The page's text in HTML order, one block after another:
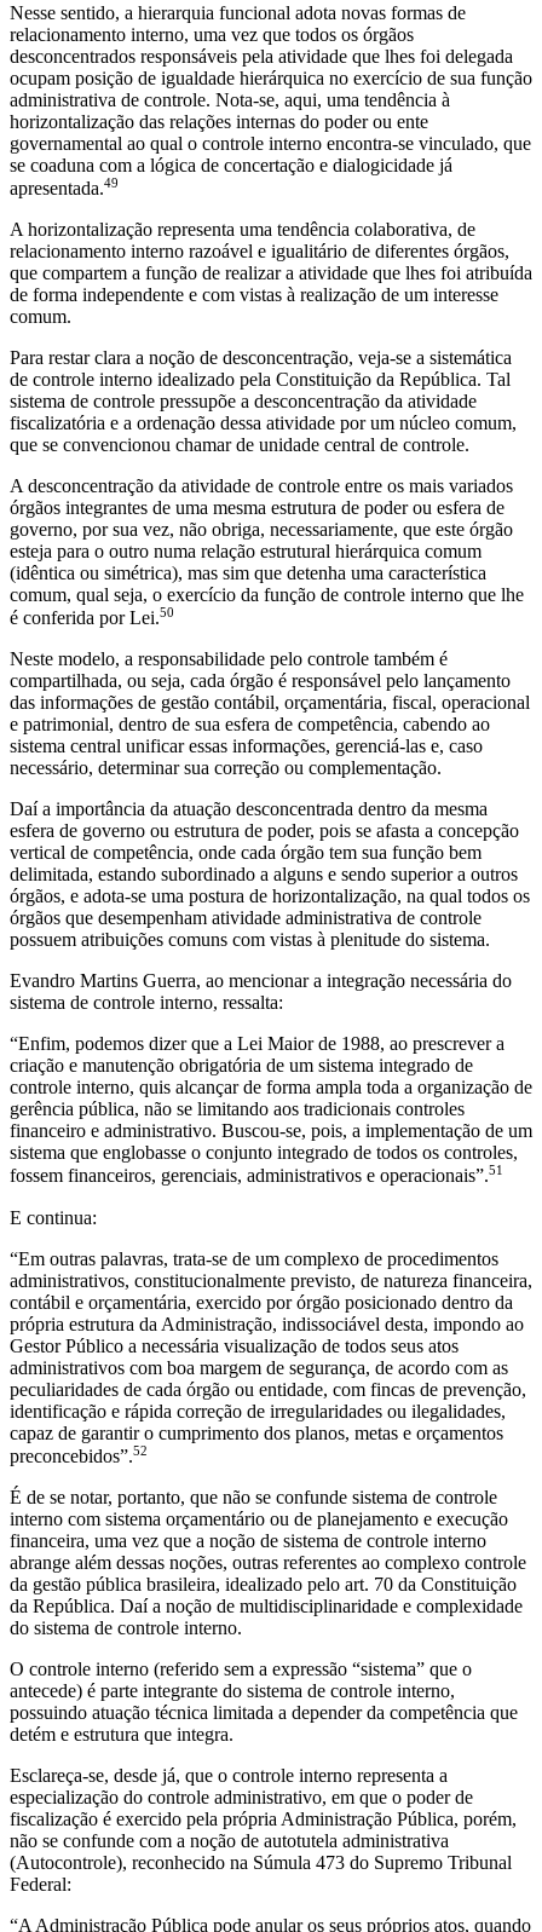
Nesse sentido, a hierarquia funcional adota novas formas de
relacionamento interno, uma vez que todos os órgãos
desconcentrados responsáveis pela atividade que lhes foi delegada
ocupam posição de igualdade hierárquica no exercício de sua função
administrativa de controle. Nota-se, aqui, uma tendência à
horizontalização das relações internas do poder ou ente
governamental ao qual o controle interno encontra-se vinculado, que
se coaduna com a lógica de concertação e dialogicidade já
apresentada.49
A horizontalização representa uma tendência colaborativa, de
relacionamento interno razoável e igualitário de diferentes órgãos,
que compartem a função de realizar a atividade que lhes foi atribuída
de forma independente e com vistas à realização de um interesse
comum.
Para restar clara a noção de desconcentração, veja-se a sistemática
de controle interno idealizado pela Constituição da República. Tal
sistema de controle pressupõe a desconcentração da atividade
fiscalizatória e a ordenação dessa atividade por um núcleo comum,
que se convencionou chamar de unidade central de controle.
A desconcentração da atividade de controle entre os mais variados
órgãos integrantes de uma mesma estrutura de poder ou esfera de
governo, por sua vez, não obriga, necessariamente, que este órgão
esteja para o outro numa relação estrutural hierárquica comum
(idêntica ou simétrica), mas sim que detenha uma característica
comum, qual seja, o exercício da função de controle interno que lhe
é conferida por Lei.50
Neste modelo, a responsabilidade pelo controle também é
compartilhada, ou seja, cada órgão é responsável pelo lançamento
das informações de gestão contábil, orçamentária, fiscal, operacional
e patrimonial, dentro de sua esfera de competência, cabendo ao
sistema central unificar essas informações, gerenciá-las e, caso
necessário, determinar sua correção ou complementação.
Daí a importância da atuação desconcentrada dentro da mesma
esfera de governo ou estrutura de poder, pois se afasta a concepção
vertical de competência, onde cada órgão tem sua função bem
delimitada, estando subordinado a alguns e sendo superior a outros
órgãos, e adota-se uma postura de horizontalização, na qual todos os
órgãos que desempenham atividade administrativa de controle
possuem atribuições comuns com vistas à plenitude do sistema.
Evandro Martins Guerra, ao mencionar a integração necessária do
sistema de controle interno, ressalta:
“Enfim, podemos dizer que a Lei Maior de 1988, ao prescrever a
criação e manutenção obrigatória de um sistema integrado de
controle interno, quis alcançar de forma ampla toda a organização de
gerência pública, não se limitando aos tradicionais controles
financeiro e administrativo. Buscou-se, pois, a implementação de um
sistema que englobasse o conjunto integrado de todos os controles,
fossem financeiros, gerenciais, administrativos e operacionais”.51
E continua:
“Em outras palavras, trata-se de um complexo de procedimentos
administrativos, constitucionalmente previsto, de natureza financeira,
contábil e orçamentária, exercido por órgão posicionado dentro da
própria estrutura da Administração, indissociável desta, impondo ao
Gestor Público a necessária visualização de todos seus atos
administrativos com boa margem de segurança, de acordo com as
peculiaridades de cada órgão ou entidade, com fincas de prevenção,
identificação e rápida correção de irregularidades ou ilegalidades,
capaz de garantir o cumprimento dos planos, metas e orçamentos
preconcebidos”.52
É de se notar, portanto, que não se confunde sistema de controle
interno com sistema orçamentário ou de planejamento e execução
financeira, uma vez que a noção de sistema de controle interno
abrange além dessas noções, outras referentes ao complexo controle
da gestão pública brasileira, idealizado pelo art. 70 da Constituição
da República. Daí a noção de multidisciplinaridade e complexidade
do sistema de controle interno.
O controle interno (referido sem a expressão “sistema” que o
antecede) é parte integrante do sistema de controle interno,
possuindo atuação técnica limitada a depender da competência que
detém e estrutura que integra.
Esclareça-se, desde já, que o controle interno representa a
especialização do controle administrativo, em que o poder de
fiscalização é exercido pela própria Administração Pública, porém,
não se confunde com a noção de autotutela administrativa
(Autocontrole), reconhecido na Súmula 473 do Supremo Tribunal
Federal:
“A Administração Pública pode anular os seus próprios atos, quando